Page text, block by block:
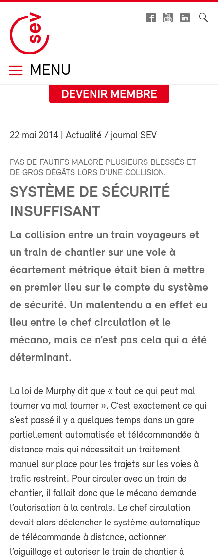
MENU
DEVENIR MEMBRE
22 mai 2014 | Actualité / journal SEV
PAS DE FAUTIFS MALGRÉ PLUSIEURS BLESSÉS ET
DE GROS DÉGÂTS LORS D’UNE COLLISION.
SYSTÈME DE SÉCURITÉ
INSUFFISANT
La collision entre un train voyageurs et
un train de chantier sur une voie à
écartement métrique était bien à mettre
en premier lieu sur le compte du système
de sécurité. Un malentendu a en effet eu
lieu entre le chef circulation et le
mécano, mais ce n’est pas cela qui a été
déterminant.
La loi de Murphy dit que « tout ce qui peut mal
tourner va mal tourner ». C’est exactement ce qui
s’est passé il y a quelques temps dans un gare
partiellement automatisée et télécommandée à
distance mais qui nécessitait un traitement
manuel sur place pour les trajets sur les voies à
trafic restreint. Pour circuler avec un train de
chantier, il fallait donc que le mécano demande
l’autorisation à la centrale. Le chef circulation
devait alors déclencher le système automatique
de télécommande à distance, actionner
l’aiguillage et autoriser le train de chantier à